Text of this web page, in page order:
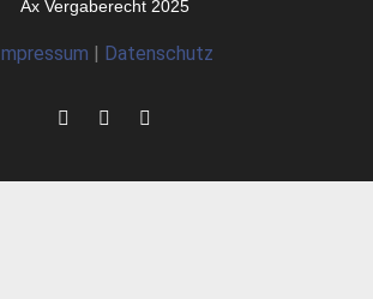
Ax Vergaberecht 2025
Impressum Datenschutz